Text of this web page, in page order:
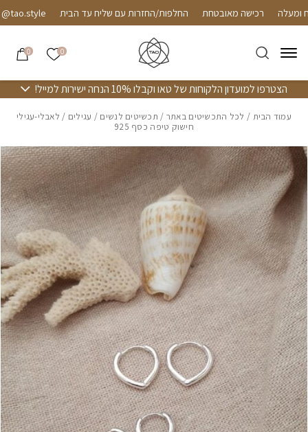
Skip to Contentרכישה מאובטחת החלפות/החזרות עם שליח עד הבית
0 הרשימה
0
הצטרפו למועדון הלקוחות של טאו וקבלו 10% הנחה ישירות למייל!
עמוד הבית / לכל התכשיטים באתר / תכשיטים לנשים / עגילים / לאבלי-עגילי
חישוק טיפה כסף 925
בחזרה למעלה